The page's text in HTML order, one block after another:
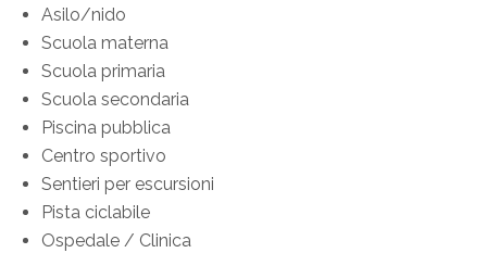
Asilo/nido
Scuola materna
Scuola primaria
Scuola secondaria
Piscina pubblica
Centro sportivo
Sentieri per escursioni
Pista ciclabile
Ospedale / Clinica